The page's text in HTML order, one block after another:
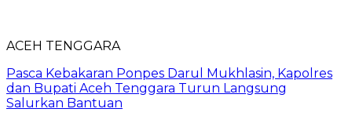
ACEH TENGGARA
Pasca Kebakaran Ponpes Darul Mukhlasin, Kapolres
dan Bupati Aceh Tenggara Turun Langsung
Salurkan Bantuan